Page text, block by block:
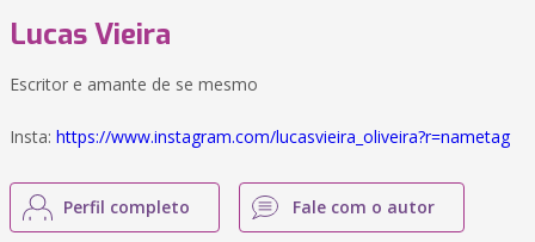
Lucas Vieira
Escritor e amante de se mesmo
Insta: https://www.instagram.com/lucasvieira_oliveira?r=nametag
Perfil completo Fale com o autor